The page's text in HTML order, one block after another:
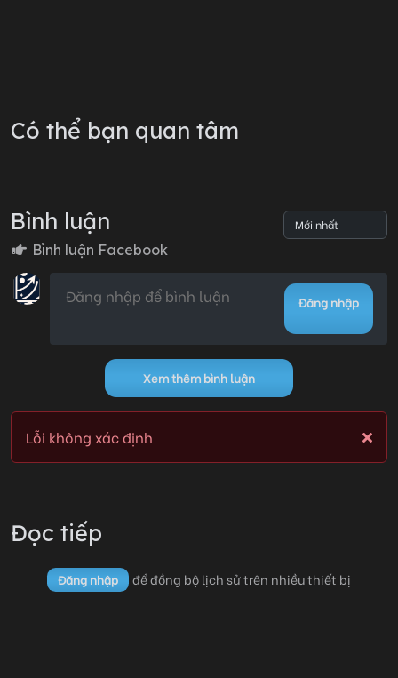
Lỗi không xác định
Có thể bạn quan tâm
Bình luận
Bình luận Facebook
Đăng nhập
Xem thêm bình luận
Lỗi không xác định
Đọc tiếp
Đăng nhập để đồng bộ lịch sử trên nhiều thiết bị